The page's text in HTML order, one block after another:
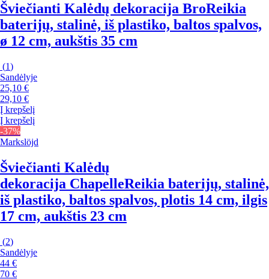
Šviečianti Kalėdų dekoracija BroReikia
baterijų, stalinė, iš plastiko, baltos spalvos,
ø 12 cm, aukštis 35 cm
(1)
Sandėlyje
25,10 €
29,10 €
Į krepšelį
Į krepšelį
-37%
Markslöjd
Šviečianti Kalėdų
dekoracija ChapelleReikia baterijų, stalinė,
iš plastiko, baltos spalvos, plotis 14 cm, ilgis
17 cm, aukštis 23 cm
(2)
Sandėlyje
44 €
70 €